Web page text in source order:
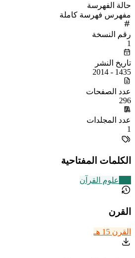
حالة الفهرسة
مفهرس فهرسة كاملة
رقم النسخة
1
تاريخ النشر
1435 - 2014
عدد الصفحات
296
عدد المجلدات
1
الكلمات المفتاحية
علوم القرآن
القرن
القرن 15 هـ